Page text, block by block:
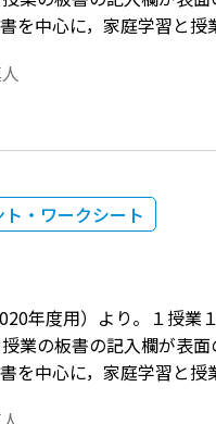
を中心に，家庭学習と
・ワークシート
年度用）より。１授業
業の板書の記入欄が表
を中心に，家庭学習と